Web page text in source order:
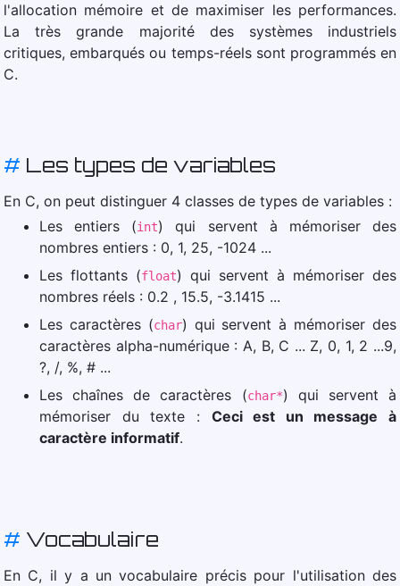
l'allocation mémoire et de maximiser les performances.
La très grande majorité des systèmes industriels
critiques, embarqués ou temps-réels sont programmés en
C.
# Les types de variables
En C, on peut distinguer 4 classes de types de variables :
Les entiers (int) qui servent à mémoriser des
nombres entiers : 0, 1, 25, -1024 ...
Les flottants (float) qui servent à mémoriser des
nombres réels : 0.2 , 15.5, -3.1415 ...
Les caractères (char) qui servent à mémoriser des
caractères alpha-numérique : A, B, C ... Z, 0, 1, 2 ...9,
?, /, %, # ...
Les chaînes de caractères (char*) qui servent à
mémoriser du texte : Ceci est un message à
caractère informatif.
# Vocabulaire
En C, il y a un vocabulaire précis pour l'utilisation des